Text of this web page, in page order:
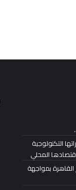
التكنولوجية
بمواجهة